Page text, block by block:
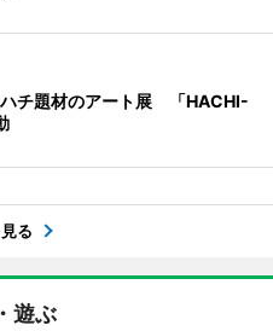
チ題材のアート展 「HACHI-
る
遊ぶ